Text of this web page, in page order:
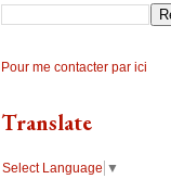
Pour me contacter par ici
Translate
Select Language ▼